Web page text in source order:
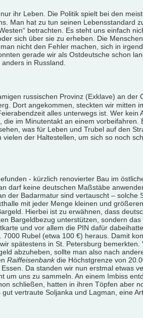
ihr Leben. Die Politik spielt bei den
Man hat zu tun seinen Lebensstandard
betrachten. Es steht uns einfach
sich über sie zu erheben. Die
nicht den Fehler machen, sich in
gerade wir als Ostdeutsche schon
in Russland.
russischen Provinz (Exklave) an der
Dort angekommen, steckten wir mitten
alles unterwegs ist. Wer kein
im Minutentakt an einem vorbeifahren.
was für Leben und Trubel auf den
der Haltestellen, um sich so noch
- kürzlich renovierter Bau im
darf keine deutschen Maßstäbe
der Badarmatur sind vertauscht – solche
mit jeder Menge kleinen und
Hierbei ist zu erwähnen, dass
Bargeldbezug unterstützen, sondern
und vor allem die PIN dafür
Rubel (etwa 100 €) heraus. Damit
spätestens in St. Petersburg bemerkten.
abzuheben, sollte man also nach
Raiffeisenbankdie Höchstgrenze von
Da standen wir nun erstmal etwas
um uns zu sammeln. An einem Imbiss
schließen, hatten in ihren Töpfen aber
vertraute Soljanka und Lagman, eine